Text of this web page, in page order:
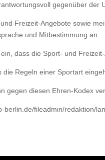
gegenüber der
Freizeit-Angebote sowie
und Mitbestimmung an.
dass die Sport- und
die Regeln einer Sportart
gegen diesen Ehren-Kodex
berlin.de/fileadmin/redaktion/